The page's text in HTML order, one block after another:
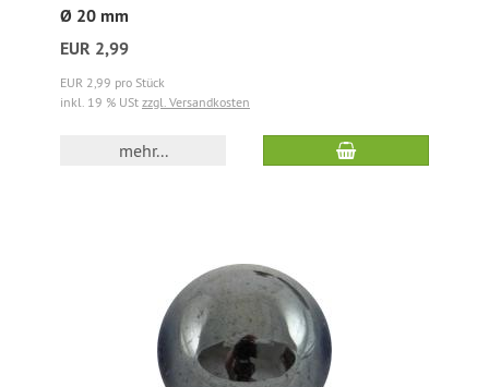
Ø 20 mm
EUR 2,99
EUR 2,99 pro Stück
inkl. 19 % USt zzgl. Versandkosten
mehr...